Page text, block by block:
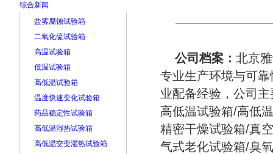
综合新闻
盐雾腐蚀试验箱
二氧化硫试验箱
高温试验箱
低温试验箱
高低温试验箱
温度快速变化试验箱
药品稳定性试验箱
高低温湿热试验箱
高低温交变湿热试验箱
公司档案： 北京
专业生产环境与可
业配备经验，公司
高低温试验箱/高低
精密干燥试验箱/真
气式老化试验箱/臭